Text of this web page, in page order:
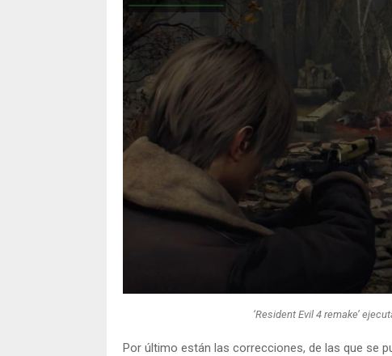
‘Resident Evil 4 remake’
Por último están las correcciones, de las que se